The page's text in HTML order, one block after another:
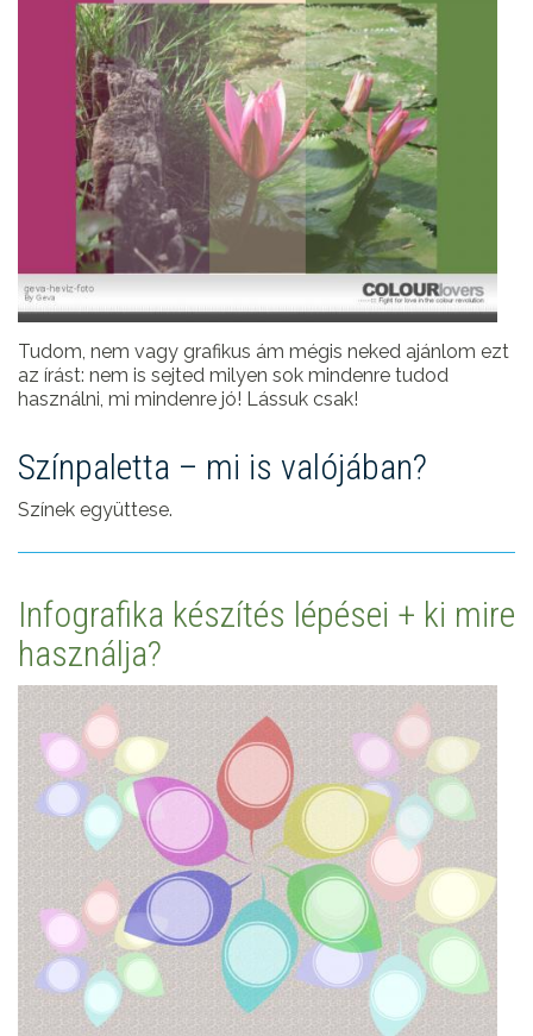
Tudom, nem vagy grafikus ám mégis neked ajánlom ezt
az írást: nem is sejted milyen sok mindenre tudod
használni, mi mindenre jó! Lássuk csak!
Színpaletta – mi is valójában?
Színek együttese.
Infografika készítés lépései + ki mire
használja?